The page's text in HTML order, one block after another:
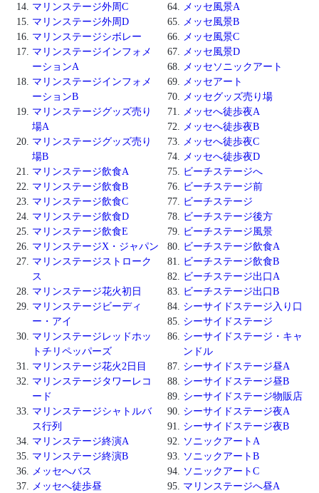
マリンステージ外周C
マリンステージ外周D
マリンステージシボレー
マリンステージインフォメ
ーションA
マリンステージインフォメ
ーションB
マリンステージグッズ売り
場A
マリンステージグッズ売り
場B
マリンステージ飲食A
マリンステージ飲食B
マリンステージ飲食C
マリンステージ飲食D
マリンステージ飲食E
マリンステージX・ジャパン
マリンステージストローク
ス
マリンステージ花火初日
マリンステージビーディ
ー・アイ
マリンステージレッドホッ
トチリペッパーズ
マリンステージ花火2日目
マリンステージタワーレコ
ード
マリンステージシャトルバ
ス行列
マリンステージ終演A
マリンステージ終演B
メッセへバス
メッセへ徒歩昼
メッセ風景A
メッセ風景B
メッセ風景C
メッセ風景D
メッセソニックアート
メッセアート
メッセグッズ売り場
メッセへ徒歩夜A
メッセへ徒歩夜B
メッセへ徒歩夜C
メッセへ徒歩夜D
ビーチステージへ
ビーチステージ前
ビーチステージ
ビーチステージ後方
ビーチステージ風景
ビーチステージ飲食A
ビーチステージ飲食B
ビーチステージ出口A
ビーチステージ出口B
シーサイドステージ入り口
シーサイドステージ
シーサイドステージ・キャ
ンドル
シーサイドステージ昼A
シーサイドステージ昼B
シーサイドステージ物販店
シーサイドステージ夜A
シーサイドステージ夜B
ソニックアートA
ソニックアートB
ソニックアートC
マリンステージへ昼A